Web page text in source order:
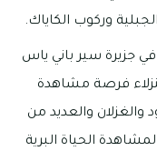
وركوب الكاياك.
في جزيرة سير باني ياس
فرصة مشاهدة
والغزلان والعديد من
الحياة البرية